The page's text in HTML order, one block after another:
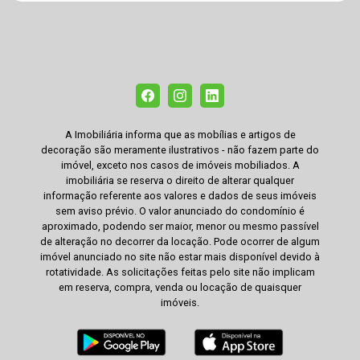
A Imobiliária informa que as mobílias e artigos de
decoração são meramente ilustrativos - não fazem parte do
imóvel, exceto nos casos de imóveis mobiliados. A
imobiliária se reserva o direito de alterar qualquer
informação referente aos valores e dados de seus imóveis
sem aviso prévio. O valor anunciado do condomínio é
aproximado, podendo ser maior, menor ou mesmo passível
de alteração no decorrer da locação. Pode ocorrer de algum
imóvel anunciado no site não estar mais disponível devido à
rotatividade. As solicitações feitas pelo site não implicam
em reserva, compra, venda ou locação de quaisquer
imóveis.